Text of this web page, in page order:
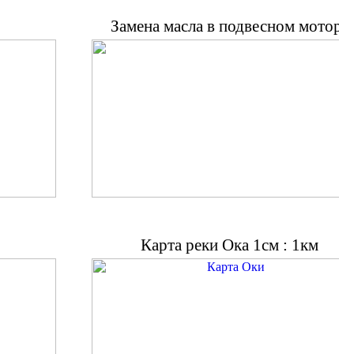
Замена масла в подвесном
Карта реки Ока 1см : 1км